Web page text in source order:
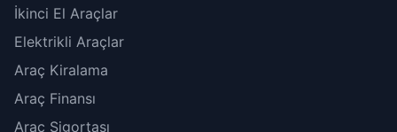
İkinci El Araçlar
Elektrikli Araçlar
Araç Kiralama
Araç Finansı
Araç Sigortası